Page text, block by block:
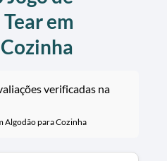
em
verificadas na
Algodão para Cozinha